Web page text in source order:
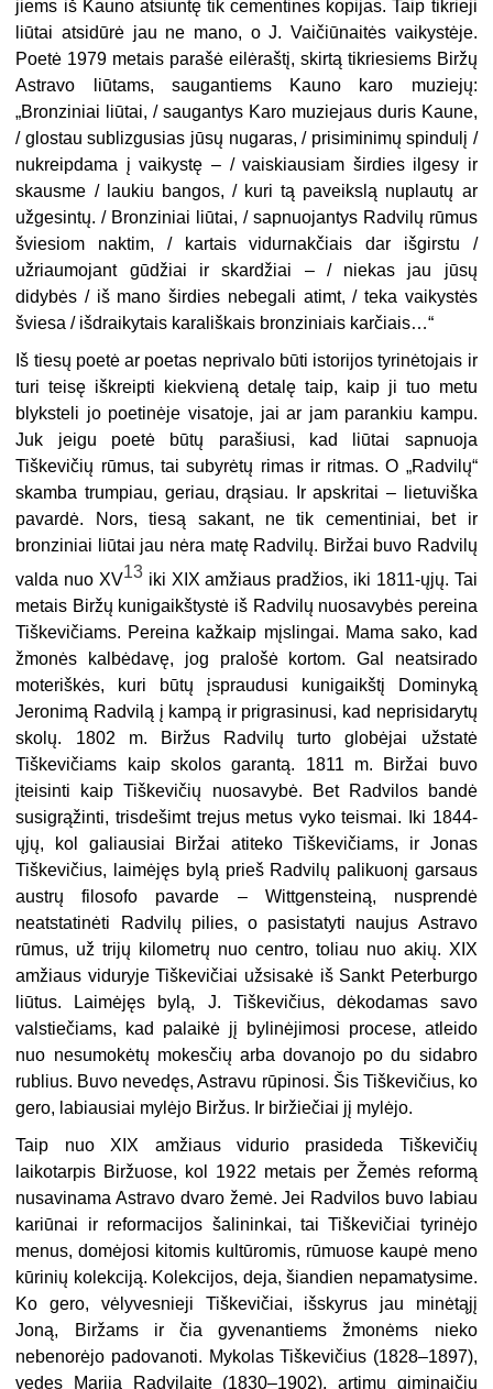
jiems iš Kauno atsiuntę tik cementines kopijas. Taip tikrieji
liūtai atsidūrė jau ne mano, o J. Vaičiūnaitės vaikystėje.
Poetė 1979 metais parašė eilėraštį, skirtą tikriesiems Biržų
Astravo liūtams, saugantiems Kauno karo muziejų:
„Bronziniai liūtai, / saugantys Karo muziejaus duris Kaune,
/ glostau sublizgusias jūsų nugaras, / prisiminimų spindulį /
nukreipdama į vaikystę – / vaiskiausiam širdies ilgesy ir
skausme / laukiu bangos, / kuri tą paveikslą nuplautų ar
užgesintų. / Bronziniai liūtai, / sapnuojantys Radvilų rūmus
šviesiom naktim, / kartais vidurnakčiais dar išgirstu /
užriaumojant gūdžiai ir skardžiai – / niekas jau jūsų
didybės / iš mano širdies nebegali atimt, / teka vaikystės
šviesa / išdraikytais karališkais bronziniais karčiais…“
Iš tiesų poetė ar poetas neprivalo būti istorijos tyrinėtojais ir
turi teisę iškreipti kiekvieną detalę taip, kaip ji tuo metu
blyksteli jo poetinėje visatoje, jai ar jam parankiu kampu.
Juk jeigu poetė būtų parašiusi, kad liūtai sapnuoja
Tiškevičių rūmus, tai subyrėtų rimas ir ritmas. O „Radvilų“
skamba trumpiau, geriau, drąsiau. Ir apskritai – lietuviška
pavardė. Nors, tiesą sakant, ne tik cementiniai, bet ir
bronziniai liūtai jau nėra matę Radvilų. Biržai buvo Radvilų
valda nuo XV13 iki XIX amžiaus pradžios, iki 1811-ųjų. Tai
metais Biržų kunigaikštystė iš Radvilų nuosavybės pereina
Tiškevičiams. Pereina kažkaip mįslingai. Mama sako, kad
žmonės kalbėdavę, jog pralošė kortom. Gal neatsirado
moteriškės, kuri būtų įspraudusi kunigaikštį Dominyką
Jeronimą Radvilą į kampą ir prigrasinusi, kad neprisidarytų
skolų. 1802 m. Biržus Radvilų turto globėjai užstatė
Tiškevičiams kaip skolos garantą. 1811 m. Biržai buvo
įteisinti kaip Tiškevičių nuosavybė. Bet Radvilos bandė
susigrąžinti, trisdešimt trejus metus vyko teismai. Iki 1844-
ųjų, kol galiausiai Biržai atiteko Tiškevičiams, ir Jonas
Tiškevičius, laimėjęs bylą prieš Radvilų palikuonį garsaus
austrų filosofo pavarde – Wittgensteiną, nusprendė
neatstatinėti Radvilų pilies, o pasistatyti naujus Astravo
rūmus, už trijų kilometrų nuo centro, toliau nuo akių. XIX
amžiaus viduryje Tiškevičiai užsisakė iš Sankt Peterburgo
liūtus. Laimėjęs bylą, J. Tiškevičius, dėkodamas savo
valstiečiams, kad palaikė jį bylinėjimosi procese, atleido
nuo nesumokėtų mokesčių arba dovanojo po du sidabro
rublius. Buvo nevedęs, Astravu rūpinosi. Šis Tiškevičius, ko
gero, labiausiai mylėjo Biržus. Ir biržiečiai jį mylėjo.
Taip nuo XIX amžiaus vidurio prasideda Tiškevičių
laikotarpis Biržuose, kol 1922 metais per Žemės reformą
nusavinama Astravo dvaro žemė. Jei Radvilos buvo labiau
kariūnai ir reformacijos šalininkai, tai Tiškevičiai tyrinėjo
menus, domėjosi kitomis kultūromis, rūmuose kaupė meno
kūrinių kolekciją. Kolekcijos, deja, šiandien nepamatysime.
Ko gero, vėlyvesnieji Tiškevičiai, išskyrus jau minėtąjį
Joną, Biržams ir čia gyvenantiems žmonėms nieko
nebenorėjo padovanoti. Mykolas Tiškevičius (1828–1897),
vedęs Mariją Radvilaitę (1830–1902), artimų giminaičių